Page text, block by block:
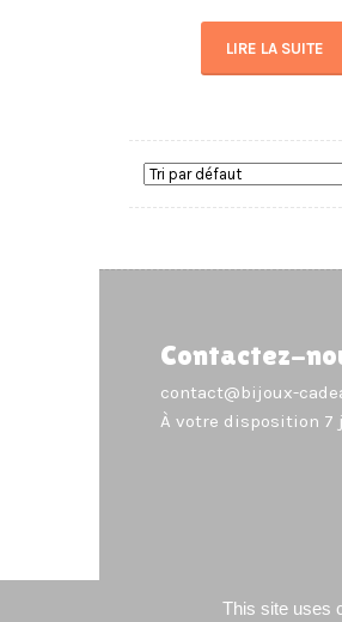
LIRE LA SUITE
Contactez-
contact@bijoux-
À votre disposition 7
This site uses